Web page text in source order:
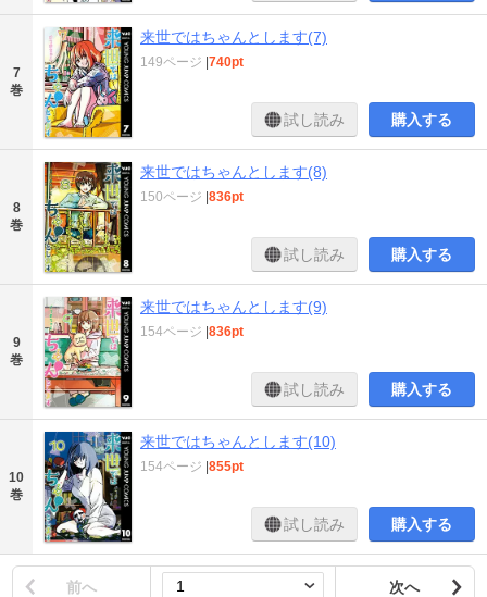
7
巻
来世ではちゃんとします(7)
149ページ 740pt
試し読み 購入する
8
巻
来世ではちゃんとします(8)
150ページ 836pt
試し読み 購入する
9
巻
来世ではちゃんとします(9)
154ページ 836pt
試し読み 購入する
10
巻
来世ではちゃんとします(10)
154ページ 855pt
試し読み 購入する
前へ 次へ